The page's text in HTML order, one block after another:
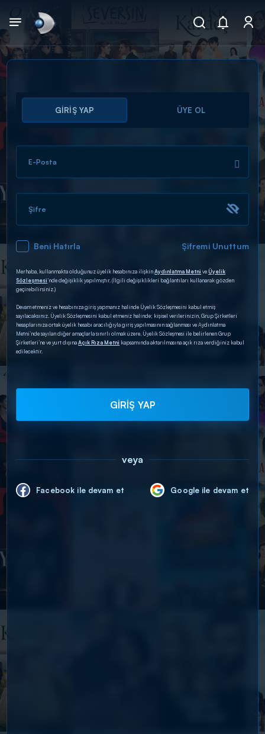
Arama
ARAMA SONUÇLARI
DİĞER SONUÇLAR
GİRİŞ YAP ÜYE OL
E-Posta
Şifre
Beni Hatırla Şifremi Unuttum
Merhaba, kullanmakta olduğunuz üyelik hesabınıza ilişkinAydınlatma Metni veÜyelik
Sözleşmesi’nde değişiklik yapılmıştır. (İlgili değişiklikleri bağlantıları kullanarak gözden
geçirebilirsiniz.)
Devam etmeniz ve hesabınıza giriş yapmanız halinde Üyelik Sözleşmesini kabul etmiş
sayılacaksınız. Üyelik Sözleşmesini kabul etmeniz halinde; kişisel verilerinizin, Grup Şirketleri
hesaplarınıza ortak üyelik hesabı aracılığıyla giriş yapılmasının sağlanması ve Aydınlatma
Metni’nde sayılan diğer amaçlarla sınırlı olmak üzere, Üyelik Sözleşmesi ile belirlenen Grup
Şirketleri’ne ve yurt dışınaAçık Rıza Metni kapsamında aktarılmasına açık rıza verdiğiniz kabul
edilecektir.
GİRİŞ YAP
veya
Facebook ile devam et Google ile devam et